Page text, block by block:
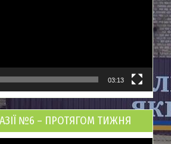
03:13
№6 – ПРОТЯГОМ ТИЖНЯ